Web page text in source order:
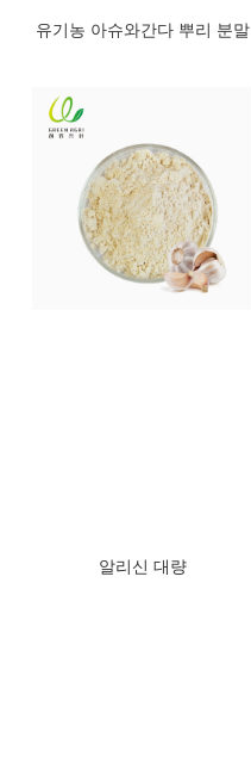
유기농 아슈와간다 뿌리 분말
알리신 대량